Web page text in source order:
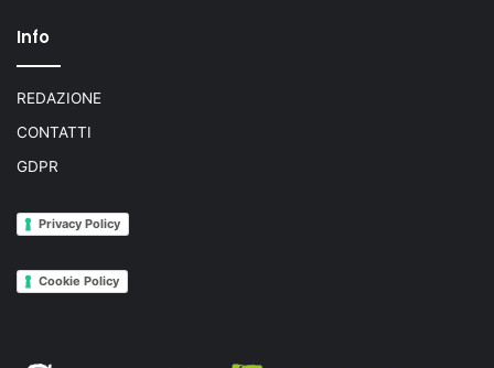
Info
REDAZIONE
CONTATTI
GDPR
Privacy Policy
Cookie Policy